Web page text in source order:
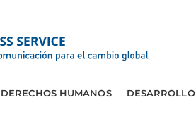
DERECHOS HUMANOS